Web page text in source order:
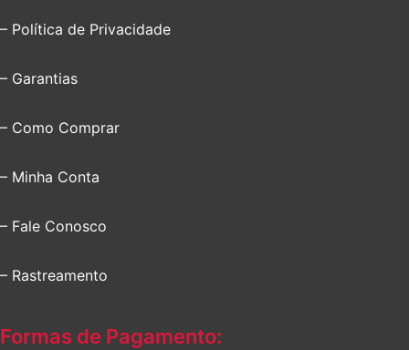
– Política de Privacidade
– Garantias
– Como Comprar
– Minha Conta
– Fale Conosco
– Rastreamento
Formas de Pagamento: